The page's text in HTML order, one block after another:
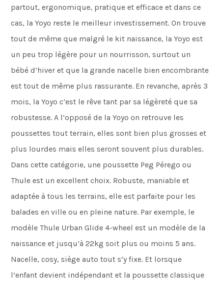
partout, ergonomique, pratique et efficace et dans ce
cas, la Yoyo reste le meilleur investissement. On trouve
tout de même que malgré le kit naissance, la Yoyo est
un peu trop légère pour un nourrisson, surtout un
bébé d’hiver et que la grande nacelle bien encombrante
est tout de même plus rassurante. En revanche, après 3
mois, la Yoyo c’est le rêve tant par sa légèreté que sa
robustesse. A l’opposé de la Yoyo on retrouve les
poussettes tout terrain, elles sont bien plus grosses et
plus lourdes mais elles seront souvent plus durables.
Dans cette catégorie, une poussette Peg Pérego ou
Thule est un excellent choix. Robuste, maniable et
adaptée à tous les terrains, elle est parfaite pour les
balades en ville ou en pleine nature. Par exemple, le
modèle Thule Urban Glide 4-wheel est un modèle de la
naissance et jusqu’à 22kg soit plus ou moins 5 ans.
Nacelle, cosy, siège auto tout s’y fixe. Et lorsque
l’enfant devient indépendant et la poussette classique